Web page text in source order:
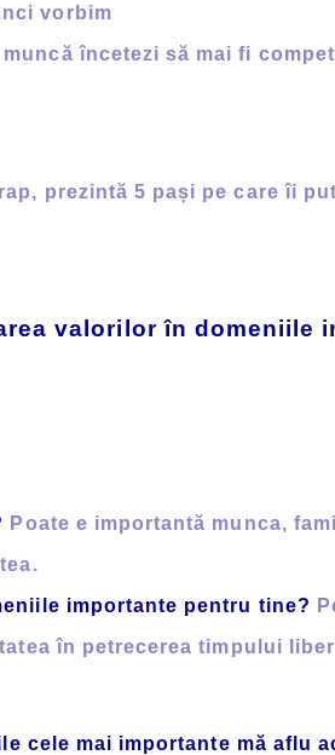
vorbim
încetezi să mai fi
prezintă 5 pași pe care îi
valorilor în domeniile
Poate e importantă munca,
importante pentru tine?
în petrecerea timpului
cele mai importante mă aflu